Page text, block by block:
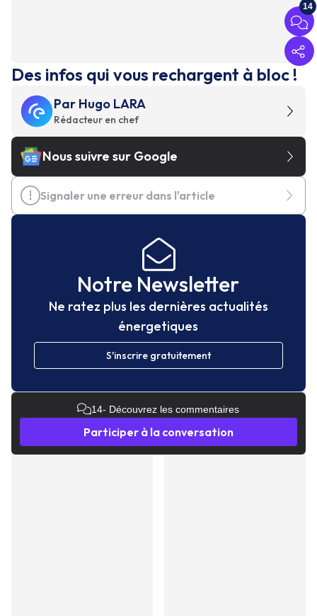
14
Des infos qui vous rechargent à bloc !
Par Hugo LARA
Rédacteur en chef
Nous suivre sur Google
Signaler une erreur dans l'article
Notre Newsletter
Ne ratez plus les dernières actualités
énergetiques
S'inscrire gratuitement
14- Découvrez les commentaires
Participer à la conversation